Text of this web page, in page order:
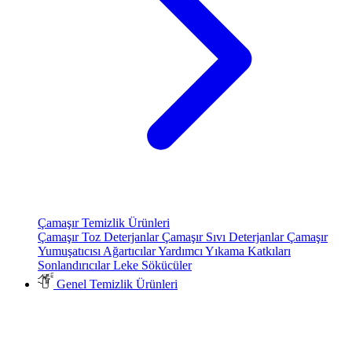
Çamaşır Temizlik Ürünleri
Çamaşır Toz DeterjanlarÇamaşır Sıvı DeterjanlarÇamaşır
Yumuşatıcısı AğartıcılarYardımcı Yıkama Katkıları
SonlandırıcılarLeke Sökücüler
Genel Temizlik Ürünleri